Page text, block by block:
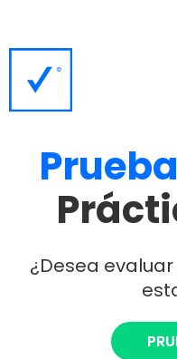
Prueba
¿Desea